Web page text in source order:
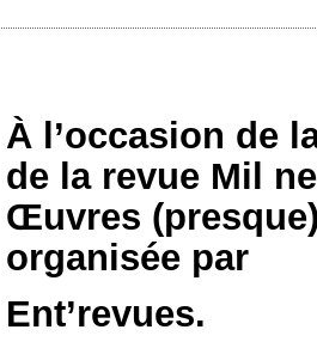
À l’occasion de
de la revue Mil
Œuvres
organisée par
Ent’revues.